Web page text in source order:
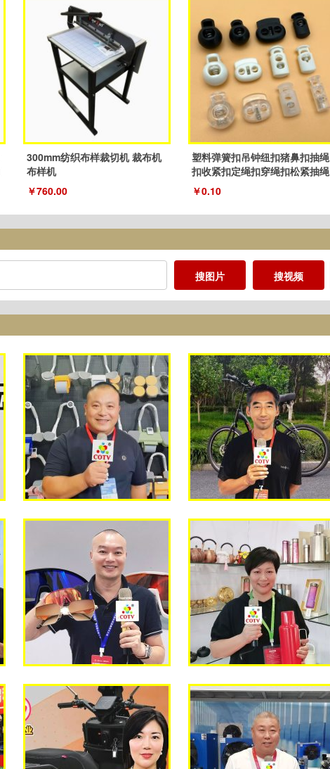
300mm纺织布样裁切机 裁布机
布样机
￥760.00
塑料弹簧扣吊钟纽扣猪鼻扣抽绳
扣收紧扣定绳扣穿绳扣松紧抽绳
扣子
￥0.10
搜图片 搜视频